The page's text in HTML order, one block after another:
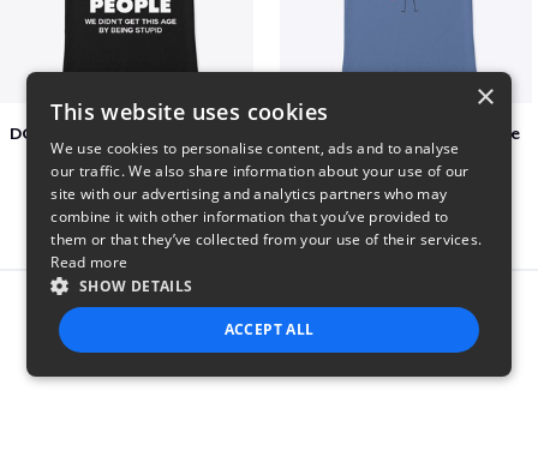
Adoption Is Both celebrate
Report this product
×
This website uses cookies
We use cookies to personalise content, ads and to analyse
our traffic. We also share information about your use of our
site with our advertising and analytics partners who may
combine it with other information that you’ve provided to
them or that they’ve collected from your use of their services.
Read more
SHOW DETAILS
ACCEPT ALL
STRICTLY NECESSARY PERFORMANCE